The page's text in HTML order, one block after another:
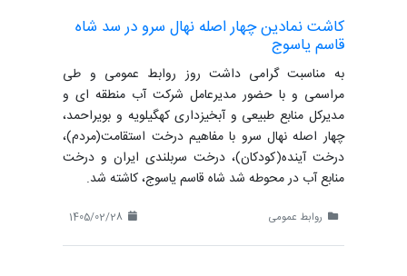
کاشت نمادین چهار اصله نهال سرو در سد شاه
قاسم یاسوج
به مناسبت گرامی داشت روز روابط عمومی و طی
مراسمی و با حضور مدیرعامل شرکت آب منطقه ای و
مدیرکل منابع طبیعی و آبخیزداری کهگیلویه و بویراحمد،
چهار اصله نهال سرو با مفاهیم درخت استقامت(مردم)،
درخت آینده(کودکان)، درخت سربلندی ایران و درخت
منابع آب در محوطه شد شاه قاسم یاسوج، کاشته شد.
روابط عمومی